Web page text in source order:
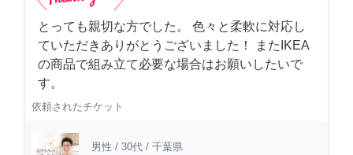
とっても親切な方でした。 色々と柔軟に対応し
ていただきありがとうございました！ またIKEA
の商品で組み立て必要な場合はお願いしたいで
す。
依頼されたチケット
男性 / 30代 / 千葉県